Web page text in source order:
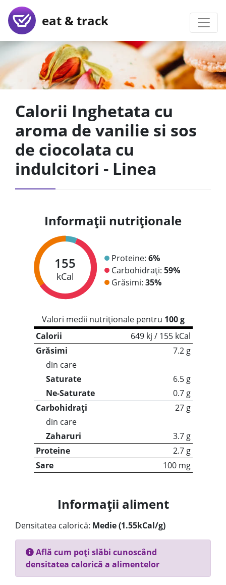
eat & track
Calorii Inghetata cu
aroma de vanilie si sos
de ciocolata cu
indulcitori - Linea
Informații nutriționale
155
kCal
Proteine: 6%
Carbohidrați: 59%
Grăsimi: 35%
Valori medii nutriționale pentru 100 g
Calorii
649 kj / 155 kCal
Grăsimi
7.2 g
din care
Saturate
6.5 g
Ne-Saturate
0.7 g
Carbohidrați
27 g
din care
Zaharuri
3.7 g
Proteine
2.7 g
Sare
100 mg
Informații aliment
Densitatea calorică: Medie (1.55kCal/g)
Află cum poți slăbi cunoscând
densitatea calorică a alimentelor